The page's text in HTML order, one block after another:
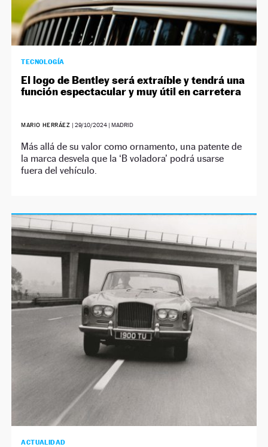
TECNOLOGÍA
El logo de Bentley será extraíble y tendrá una
función espectacular y muy útil en carretera
MARIO HERRÁEZ |29/10/2024 | MADRID
Más allá de su valor como ornamento, una patente de
la marca desvela que la ‘B voladora’ podrá usarse
fuera del vehículo.
ACTUALIDAD